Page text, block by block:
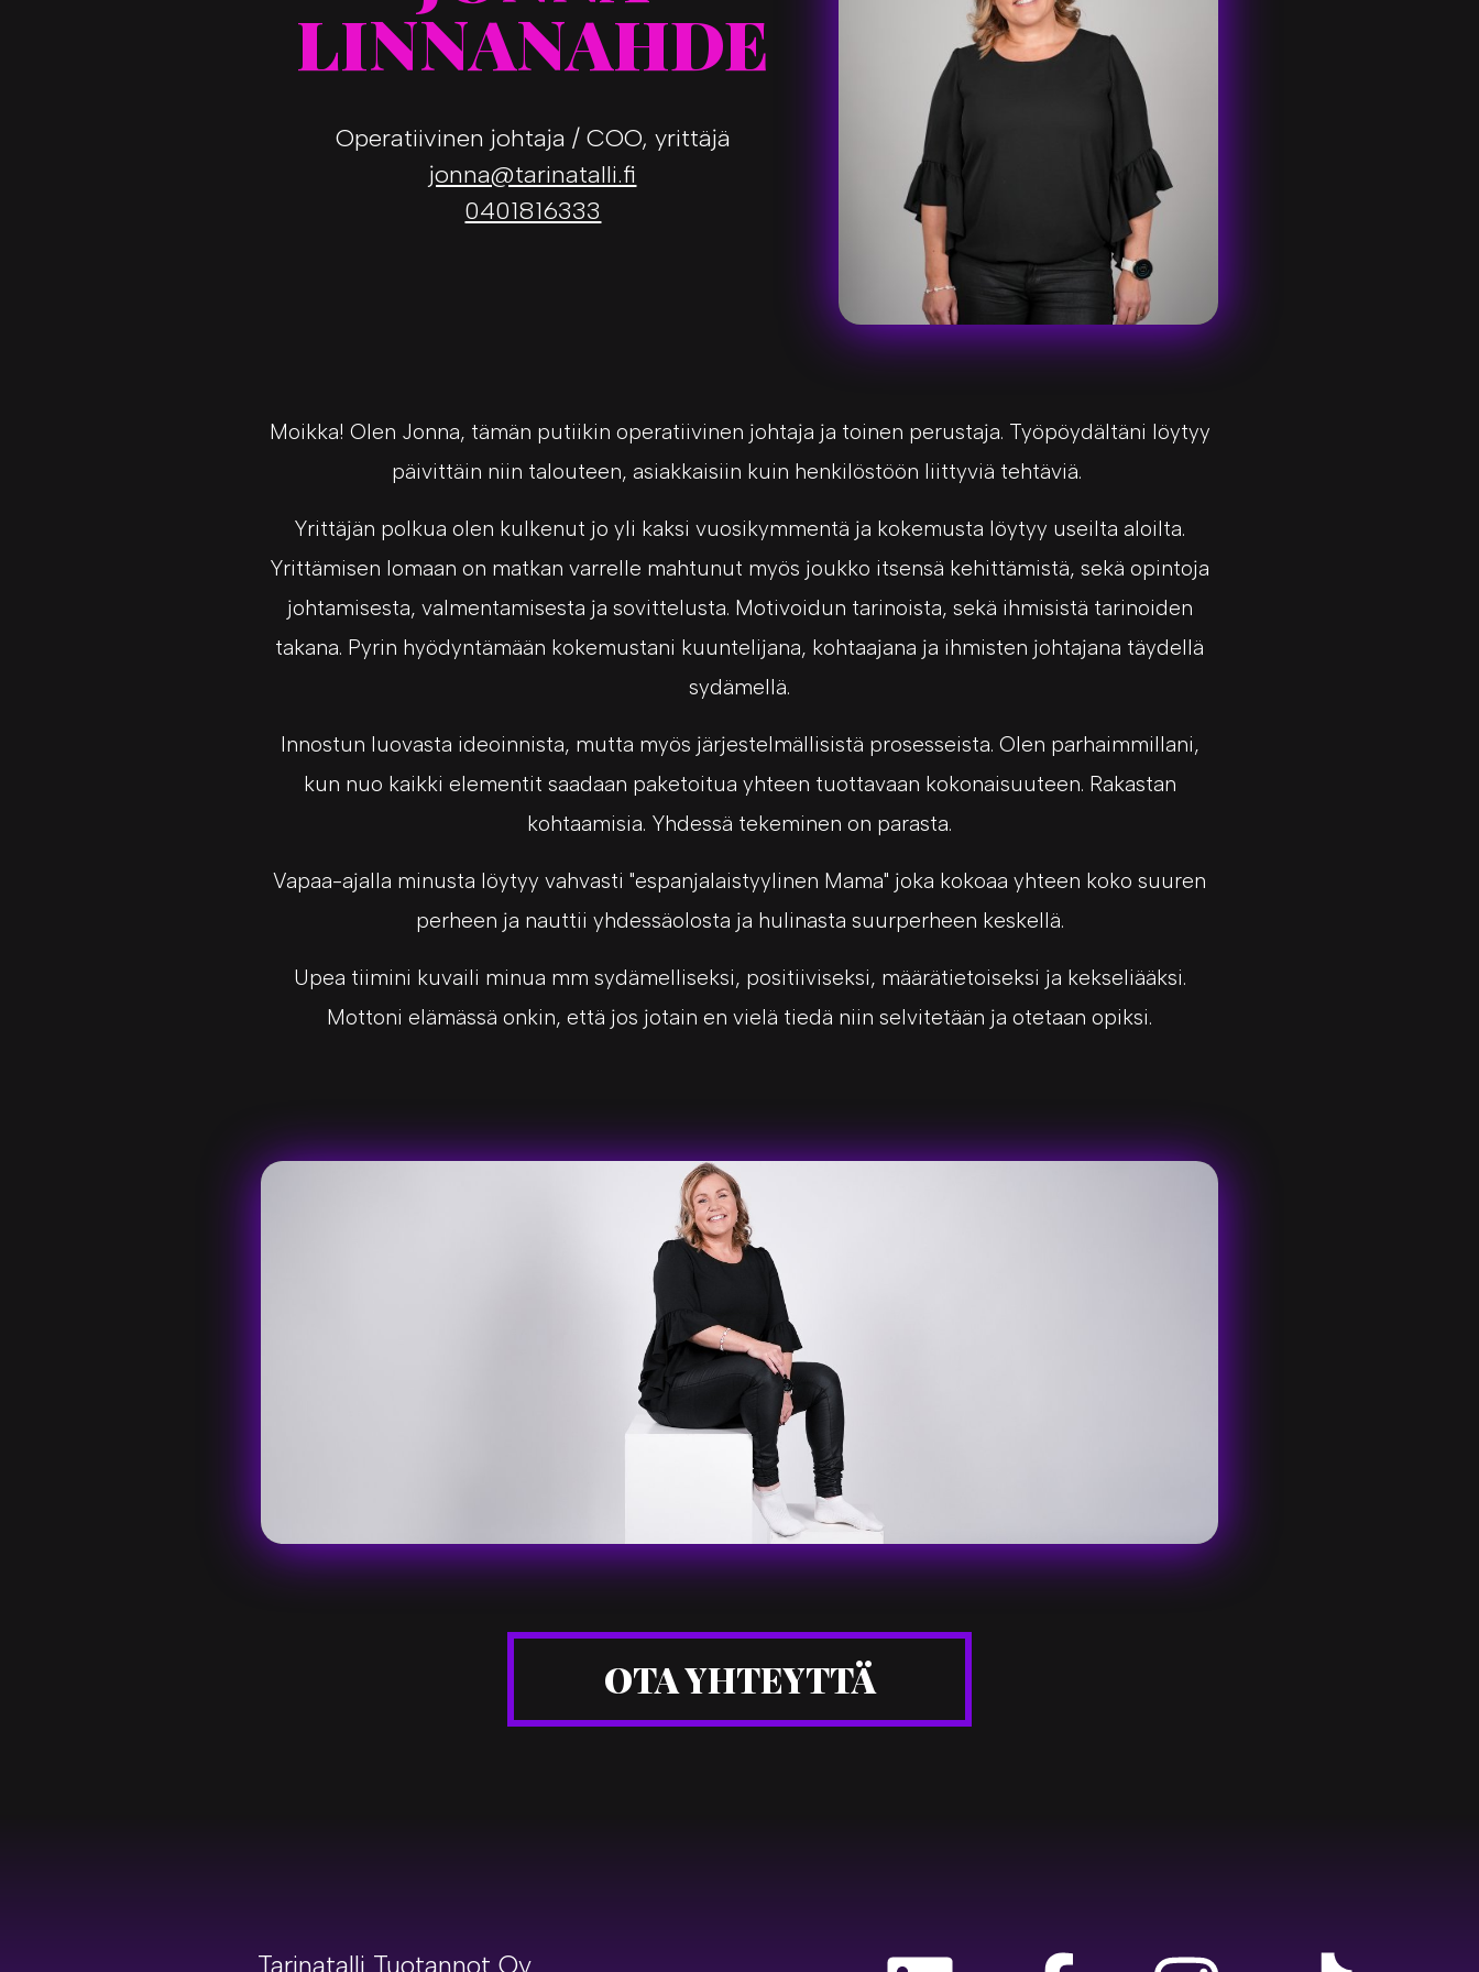
LINNANAHDE
Operatiivinen johtaja / COO, yrittäjä
jonna@tarinatalli.fi
0401816333
Moikka! Olen Jonna, tämän putiikin operatiivinen johtaja ja toinen perustaja. Työpöydältäni löytyy
päivittäin niin talouteen, asiakkaisiin kuin henkilöstöön liittyviä tehtäviä.
Yrittäjän polkua olen kulkenut jo yli kaksi vuosikymmentä ja kokemusta löytyy useilta aloilta.
Yrittämisen lomaan on matkan varrelle mahtunut myös joukko itsensä kehittämistä, sekä opintoja
johtamisesta, valmentamisesta ja sovittelusta. Motivoidun tarinoista, sekä ihmisistä tarinoiden
takana. Pyrin hyödyntämään kokemustani kuuntelijana, kohtaajana ja ihmisten johtajana täydellä
sydämellä.
Innostun luovasta ideoinnista, mutta myös järjestelmällisistä prosesseista. Olen parhaimmillani,
kun nuo kaikki elementit saadaan paketoitua yhteen tuottavaan kokonaisuuteen. Rakastan
kohtaamisia. Yhdessä tekeminen on parasta.
Vapaa-ajalla minusta löytyy vahvasti "espanjalaistyylinen Mama" joka kokoaa yhteen koko suuren
perheen ja nauttii yhdessäolosta ja hulinasta suurperheen keskellä.
Upea tiimini kuvaili minua mm sydämelliseksi, positiiviseksi, määrätietoiseksi ja kekseliääksi.
Mottoni elämässä onkin, että jos jotain en vielä tiedä niin selvitetään ja otetaan opiksi.
OTA YHTEYTTÄ
Tarinatalli Tuotannot Oy